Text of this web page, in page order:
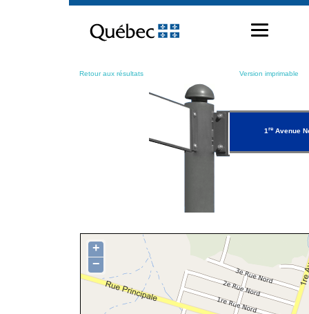
contenu
Retour aux résultats Version imprimable
1 reAvenue
+
−